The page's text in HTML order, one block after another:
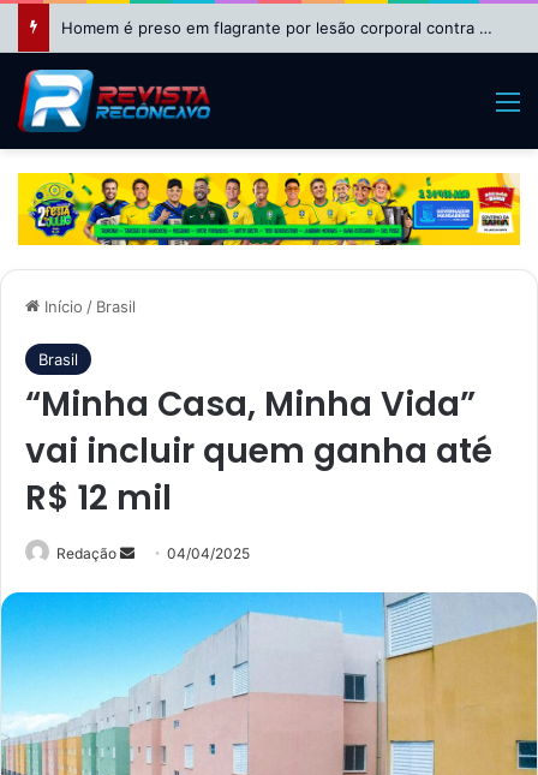
Homem é preso em flagrante por lesão corporal contra a mulher em São Felipe
Início / Brasil
Brasil
“Minha Casa, Minha Vida”
vai incluir quem ganha até
R$ 12 mil
Redação
Mande04/04/2025